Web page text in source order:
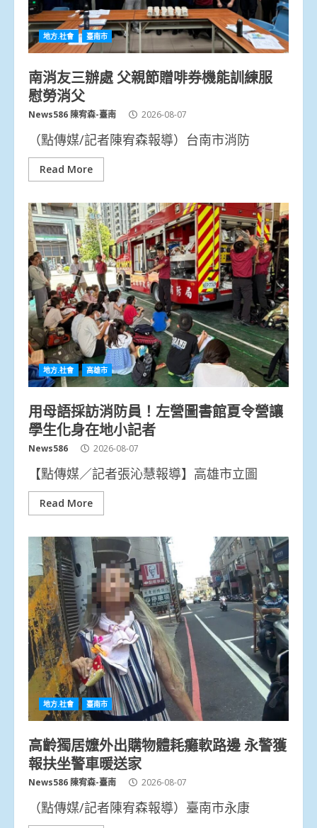
地方.社會 臺南市
南消友三辦處 父親節贈啡券機能訓練服
慰勞消父
News586 陳宥森-臺南 2026-08-07
（點傳媒/記者陳宥森報導）台南市消防
Read More
地方.社會 高雄市
用母語採訪消防員！左營圖書館夏令營讓
學生化身在地小記者
News586 2026-08-07
【點傳媒／記者張沁慧報導】高雄市立圖
Read More
地方.社會 臺南市
高齡獨居嬤外出購物體耗癱軟路邊 永警獲
報扶坐警車暖送家
News586 陳宥森-臺南 2026-08-07
（點傳媒/記者陳宥森報導）臺南市永康